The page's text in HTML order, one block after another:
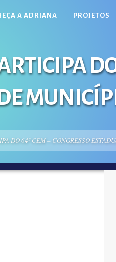
A ADRIANA PROJETOS
DO 64º CEM – CONGRESSO